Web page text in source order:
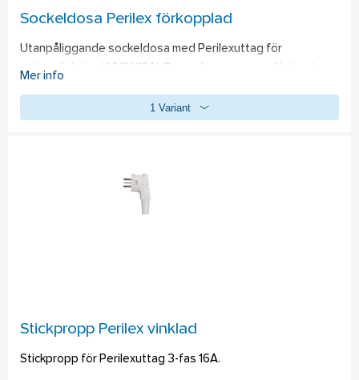
Sockeldosa Perilex förkopplad
Utanpåliggande sockeldosa med Perilexuttag för
spisanslutning (400V/16A). Dessa levereras med internt
anslutning. Sockeldosan kan monteras direkt på vägg över
Mer info
1 Variant
Stickpropp Perilex vinklad
Stickpropp för Perilexuttag 3-fas 16A.